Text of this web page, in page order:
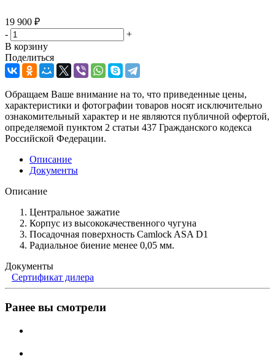
19 900 ₽
-
+
В корзину
Поделиться
Обращаем Ваше внимание на то, что приведенные цены,
характеристики и фотографии товаров носят исключительно
ознакомительный характер и не являются публичной офертой,
определяемой пунктом 2 статьи 437 Гражданского кодекса
Российской Федерации.
Описание
Документы
Описание
Центральное зажатие
Корпус из высококачественного чугуна
Посадочная поверхность Camlock ASA D1
Радиальное биение менее 0,05 мм.
Документы
Сертификат дилера
Ранее вы смотрели